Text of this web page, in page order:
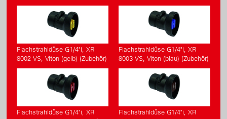
Flachstrahldüse G1/4"i, XR
8002 VS, Viton (gelb) (Zubehör)
Flachstrahldüse G1/4"i, XR
8003 VS, Viton (blau) (Zubehör)
Flachstrahldüse G1/4"i, XR
Flachstrahldüse G1/4"i, XR